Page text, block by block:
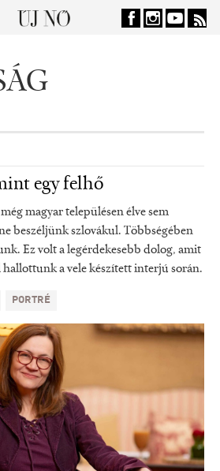
Jump to navigation
egy felhő
magyar településen élve sem
beszéljünk szlovákul. Többségében
Ez volt a legérdekesebb dolog, amit
a vele készített interjú során.
PORTRÉ